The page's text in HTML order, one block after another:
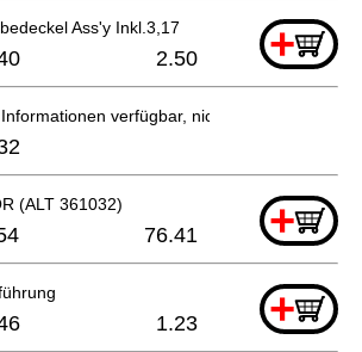
Ass'y Inkl.3,17 +
2.50
verfügbar, nicht bestellbar
(ALT 361032) +
76.41
+
1.23